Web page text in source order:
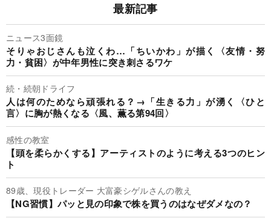
最新記事
ニュース3面鏡
そりゃおじさんも泣くわ…「ちいかわ」が描く〈友情・努
力・貧困〉が中年男性に突き刺さるワケ
続・続朝ドライフ
人は何のためなら頑張れる？→「生きる力」が湧く〈ひと
言〉に胸が熱くなる〈風、薫る第94回〉
感性の教室
【頭を柔らかくする】アーティストのように考える3つのヒン
ト
89歳、現役トレーダー 大富豪シゲルさんの教え
【NG習慣】パッと見の印象で株を買うのはなぜダメなの？